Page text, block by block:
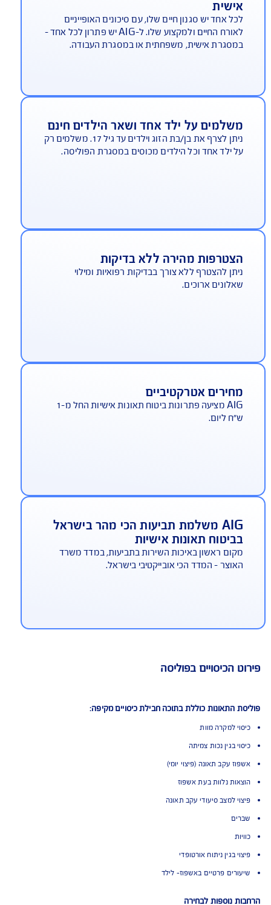
היתרונות שלך ב-AIG
רחב של כיסויים והרחבות בהתאמה
אחד יש סגנון חיים שלו, עם סיכונים האופייניים
לאורח החיים ולמקצוע שלו. ל-AIG יש פתרון לכל אחד -
אישית, משפחתית או במסגרת העבודה.
על ילד אחד ושאר הילדים חינם
ניתן לצרף את בן/בת הזוג וילדים עד גיל 17. משלמים רק
ילד אחד וכל הילדים מכוסים במסגרת הפוליסה.
מהירה ללא בדיקות
להצטרף ללא צורך בבדיקות רפואיות ומילוי
ארוכים.
אטרקטיביים
AIG מציעה פתרונות ביטוח תאונות אישיות החל מ-1
תאונות אישיות
ראשון באיכות השירות בתביעות, במדד משרד
- המדד הכי אובייקטיבי בישראל.
הכיסויים בפוליסה